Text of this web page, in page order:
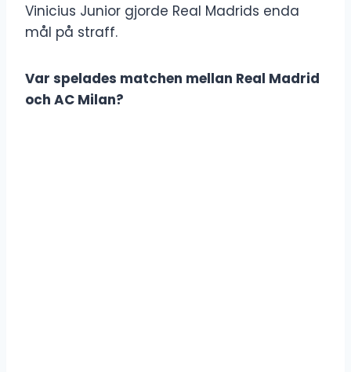
Vinicius Junior gjorde Real Madrids enda
mål på straff.
Var spelades matchen mellan Real Madrid
och AC Milan?